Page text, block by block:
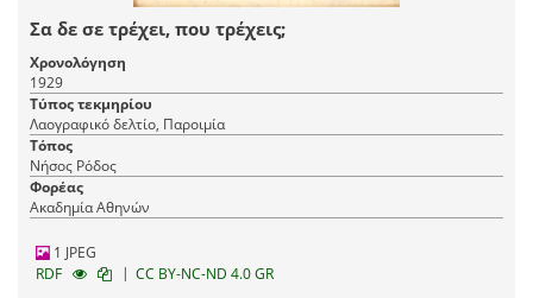
Σα δε σε τρέχει, που τρέχεις;
Χρονολόγηση
1929
Τύπος τεκμηρίου
Λαογραφικό δελτίο, Παροιμία
Τόπος
Νήσος Ρόδος
Φορέας
Ακαδημία Αθηνών
1 JPEG
RDF
| CC BY-NC-ND 4.0 GR